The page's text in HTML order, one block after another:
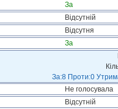
За
Відсутній
Відсутня
За
За:8 Проти:0
Не голосувала
Відсутній